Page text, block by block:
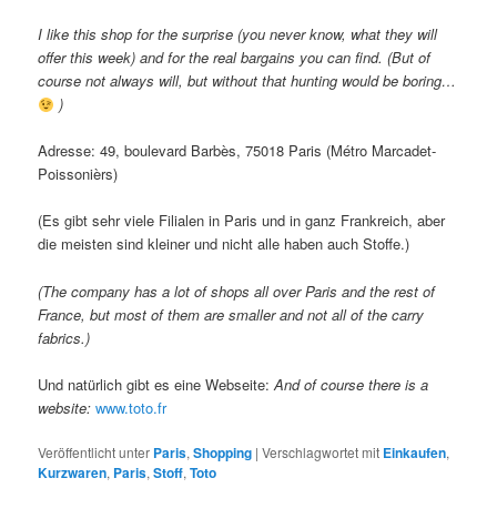
I like this shop for the surprise (you never know, what they will
offer this week) and for the real bargains you can find. (But of
course not always will, but without that hunting would be boring…
)
Adresse: 49, boulevard Barbès, 75018 Paris (Métro Marcadet-
Poissonièrs)
(Es gibt sehr viele Filialen in Paris und in ganz Frankreich, aber
die meisten sind kleiner und nicht alle haben auch Stoffe.)
(The company has a lot of shops all over Paris and the rest of
France, but most of them are smaller and not all of the carry
fabrics.)
Und natürlich gibt es eine Webseite:And of course there is a
website:www.toto.fr
Veröffentlicht unter Paris,Shopping |Verschlagwortet mit Einkaufen,
Kurzwaren, Paris,Stoff,Toto